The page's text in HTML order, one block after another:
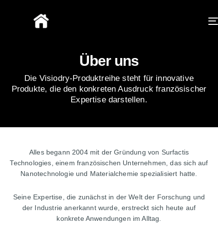
Über uns
Die Visiodry-Produktreihe steht für innovative
Produkte, die den konkreten Ausdruck französischer
Expertise darstellen.
Alles begann 2004 mit der Gründung von Surfactis
Technologies, einem französischen Unternehmen, das sich auf
Nanotechnologie und Materialchemie spezialisiert hatte.
Seine Expertise, die zunächst in der Welt der Forschung und
der Industrie anerkannt wurde, erstreckt sich heute auf
konkrete Anwendungen im Alltag.